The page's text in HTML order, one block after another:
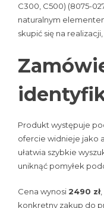
C300, C500) (8075-
naturalnym
skupić się na
Produkt występuje
ofercie widnieje jako
ułatwia szybkie
uniknąć pomyłek
Cena wynosi2490 zł
konkretny zakup do